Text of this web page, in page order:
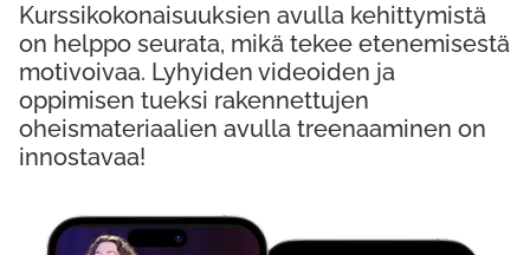
Kurssikokonaisuuksien avulla kehittymistä
on helppo seurata, mikä tekee etenemisestä
motivoivaa. Lyhyiden videoiden ja
oppimisen tueksi rakennettujen
oheismateriaalien avulla treenaaminen on
innostavaa!